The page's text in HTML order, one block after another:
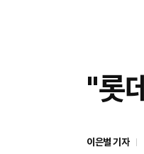
"롯
이은별 기자